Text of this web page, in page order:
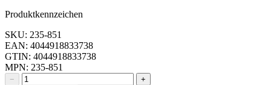
Produktkennzeichen
SKU: 235-851
EAN: 4044918833738
GTIN: 4044918833738
MPN: 235-851
−
+